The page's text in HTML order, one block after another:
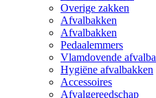
Overige zakken
Afvalbakken
Afvalbakken
Pedaalemmers
Vlamdovende
Hygiëne afvalbakken
Accessoires
Afvalgereedschap